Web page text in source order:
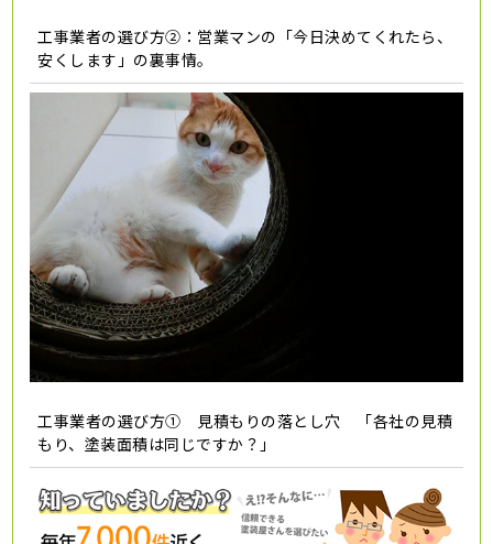
工事業者の選び方②：営業マンの「今日決めてくれたら、
安くします」の裏事情。
工事業者の選び方① 見積もりの落とし穴 「各社の見積
もり、塗装面積は同じですか？」